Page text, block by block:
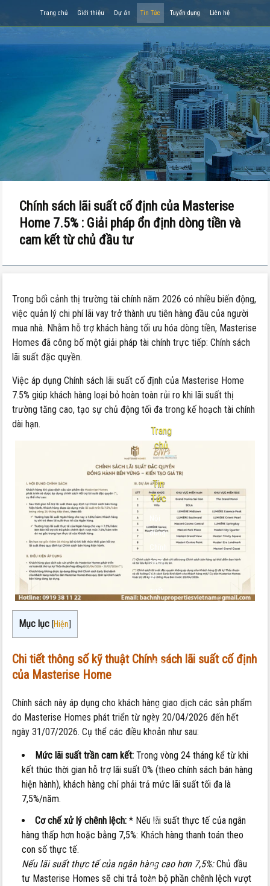
Trang chủ Giới thiệu Dự án Tin Tức Tuyển dụng Liên hệ
Trang
chủ
-
Tin
Tức
dung:
sách
lãi
Home
Giải
pháp
ổn
dòng
kết
từ
đầu
tư
Chính sách lãi suất cố định của Masterise
Home 7.5% : Giải pháp ổn định dòng tiền và
cam kết từ chủ đầu tư
Trong bối cảnh thị trường tài chính năm 2026 có nhiều biến động,
việc quản lý chi phí lãi vay trở thành ưu tiên hàng đầu của người
mua nhà. Nhằm hỗ trợ khách hàng tối ưu hóa dòng tiền, Masterise
Homes đã công bố một giải pháp tài chính trực tiếp: Chính sách
lãi suất đặc quyền.
Việc áp dụng Chính sách lãi suất cố định của Masterise Home
7.5% giúp khách hàng loại bỏ hoàn toàn rủi ro khi lãi suất thị
trường tăng cao, tạo sự chủ động tối đa trong kế hoạch tài chính
dài hạn.
Mục lục [Hiện]
Chi tiết thông số kỹ thuật Chính sách lãi suất cố định
của Masterise Home
Chính sách này áp dụng cho khách hàng giao dịch các sản phẩm
do Masterise Homes phát triển từ ngày 20/04/2026 đến hết
ngày 31/07/2026. Cụ thể các điều khoản như sau:
Mức lãi suất trần cam kết: Trong vòng 24 tháng kể từ khi
kết thúc thời gian hỗ trợ lãi suất 0% (theo chính sách bán hàng
hiện hành), khách hàng chỉ phải trả mức lãi suất tối đa là
7,5%/năm.
Cơ chế xử lý chênh lệch: * Nếu lãi suất thực tế của ngân
hàng thấp hơn hoặc bằng 7,5%: Khách hàng thanh toán theo
con số thực tế.
Nếu lãi suất thực tế của ngân hàng cao hơn 7,5%:Chủ đầu
tư Masterise Homes sẽ chi trả toàn bộ phần chênh lệch vượt